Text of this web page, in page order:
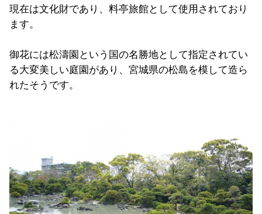
現在は文化財であり、料亭旅館として使用されており
ます。
御花には松濤園という国の名勝地として指定されてい
る大変美しい庭園があり、宮城県の松島を模して造ら
れたそうです。